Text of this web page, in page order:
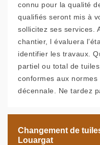
connu pour la qualité
qualifiés seront mis à
sollicitez ses services.
chantier, l évaluera
identifier les travaux.
partiel ou total de
conformes aux normes
décennale. Ne tardez
Changement de
Louargat